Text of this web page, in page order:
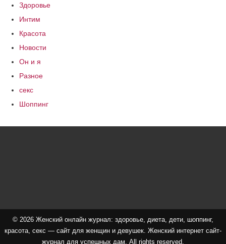
Здоровье
Интим
Красота
Новости
Он и я
Разное
секс
Шоппинг
© 2026 Женский онлайн журнал: здоровье, диета, дети, шоппинг,
красота, секс — сайт для женщин и девушек. Женский интернет сайт-
журнал для успешных дам. All rights reserved.